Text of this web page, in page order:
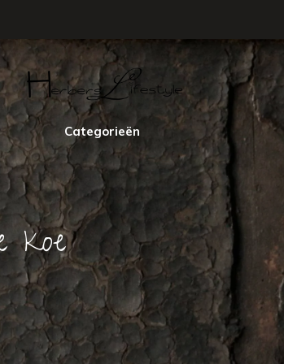
Categorieën
koe